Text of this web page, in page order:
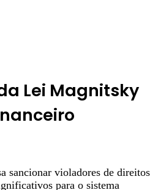
Lei Magnitsky
sancionar violadores de direitos
para o sistema